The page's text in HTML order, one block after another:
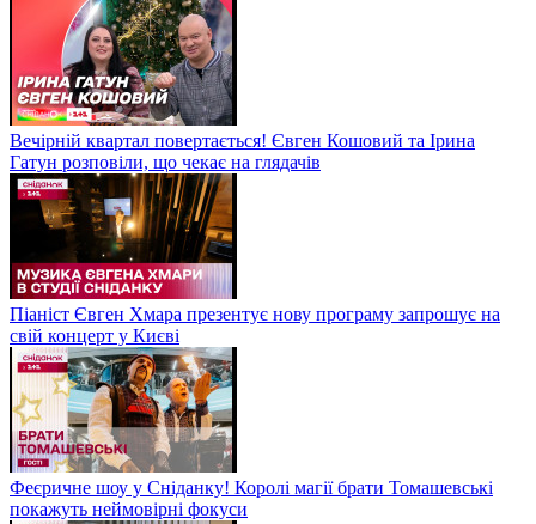
Вечірній квартал повертається! Євген Кошовий та Ірина
Гатун розповіли, що чекає на глядачів
Піаніст Євген Хмара презентує нову програму запрошує на
свій концерт у Києві
Феєричне шоу у Сніданку! Королі магії брати Томашевські
покажуть неймовірні фокуси